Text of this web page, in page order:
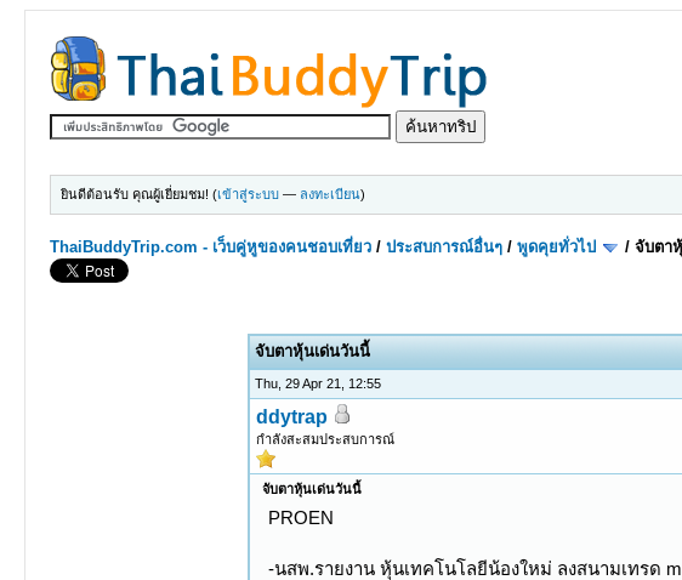
ยินดีต้อนรับ คุณผู้เยี่ยมชม! (เข้าสู่ระบบ — ลงทะเบียน)
ThaiBuddyTrip.com - เว็บคู่หูของคนชอบเที่ยว /ประสบการณ์อื่นๆ /พูดคุยทั่วไป /จับตา
จับตาหุ้นเด่นวันนี้
Thu, 29 Apr 21, 12:55
ddytrap
กำลังสะสมประสบการณ์
จับตาหุ้นเด่นวันนี้
PROEN
-นสพ.รายงาน หุ้นเทคโนโลยีน้องใหม่ ลงสนามเทรด